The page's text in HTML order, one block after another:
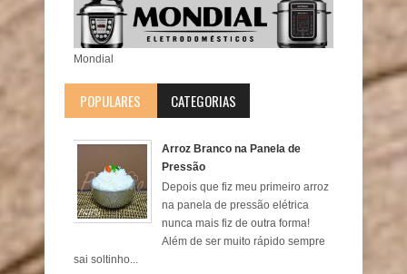
Mondial
POPULARES CATEGORIAS
Arroz Branco na Panela de
Pressão
Depois que fiz meu primeiro arroz
na panela de pressão elétrica
nunca mais fiz de outra forma!
Além de ser muito rápido sempre
sai soltinho...